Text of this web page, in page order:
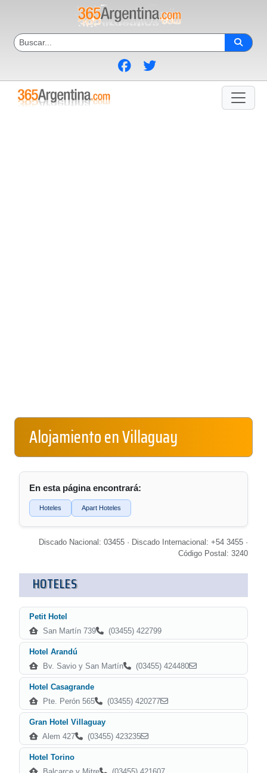
Alojamiento en Villaguay
En esta página encontrará:
Hoteles Apart Hoteles
Discado Nacional: 03455 · Discado Internacional: +54 3455 ·
Código Postal: 3240
HOTELES
Petit Hotel
San Martín 739
(03455) 422799
Hotel Arandú
Bv. Savio y San Martín
(03455) 424480
Hotel Casagrande
Pte. Perón 565
(03455) 420277
Gran Hotel Villaguay
Alem 427
(03455) 423235
Hotel Torino